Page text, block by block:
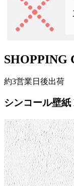
SHOPPING
約3営業日後出荷
シンコール壁紙